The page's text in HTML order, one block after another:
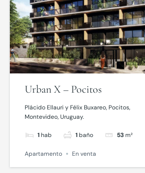
Urban X – Pocitos
Plácido Ellauri y Félix Buxareo, Pocitos,
Montevideo, Uruguay.
1hab 1baño 53m²
Apartamento En venta